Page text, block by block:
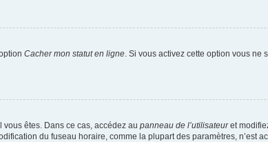
Cacher mon statut en ligne . Si vous activez cette option vous
êtes. Dans ce cas, accédez au panneau de l’utilisateuret
du fuseau horaire, comme la plupart des paramètres, n’est